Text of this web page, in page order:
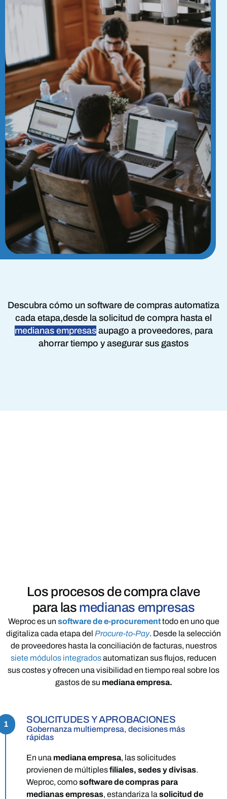
Descubra cómo un software de compras automatiza
cada etapa,desde la solicitud de compra hasta el
medianas empresas aupago a proveedores, para
ahorrar tiempo y asegurar sus gastos
Los procesos de compra clave
para las medianas empresas
Weproc es un software de e-procurementtodo en uno que
digitaliza cada etapa del Procure-to-Pay. Desde la selección
de proveedores hasta la conciliación de facturas, nuestros
siete módulos integradosautomatizan sus flujos, reducen
sus costes y ofrecen una visibilidad en tiempo real sobre los
gastos de su mediana empresa.
SOLICITUDES Y APROBACIONES
Gobernanza multiempresa, decisiones más
rápidas
1
En una mediana empresa, las solicitudes
provienen de múltiplesfiliales, sedes y divisas.
Weproc, comosoftware de compras para
medianas empresas, estandariza la solicitud de